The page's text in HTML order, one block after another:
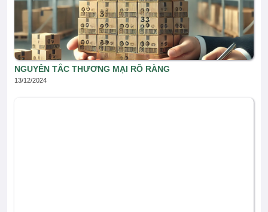
NGUYÊN TẮC THƯƠNG MẠI RÕ RÀNG
13/12/2024